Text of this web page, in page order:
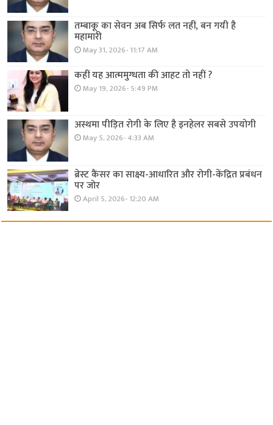
तम्बाकू का सेवन अब सिर्फ लत नहीं, बन गयी है
महामारी
May 31, 2026- 11:17 AM
कहीं यह आत्ममुग्धता की आहट तो नहीं ?
May 19, 2026- 5:49 PM
अस्थमा पीड़ित रोगी के लिए है इनहेलर सबसे उपयोगी
May 5, 2026- 4:33 AM
ब्रेस्ट कैंसर का साक्ष्य-आधारित और रोगी-केंद्रित प्रबंधन
पर जोर
April 5, 2026- 12:20 AM